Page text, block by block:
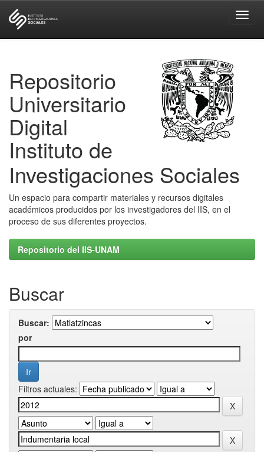
Repositorio
Universitario
Digital
Instituto de
Investigaciones Sociales
Un espacio para compartir materiales y recursos digitales
académicos producidos por los investigadores del IIS, en el
proceso de sus diferentes proyectos.
Repositorio del IIS-UNAM
Buscar
Buscar:
por
Filtros actuales: